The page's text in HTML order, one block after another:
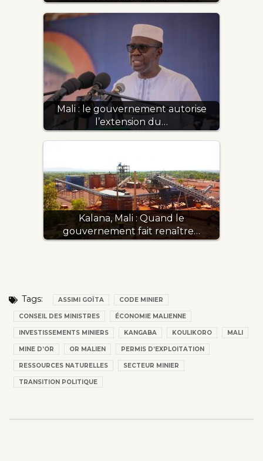
Mali : le gouvernement autorise
l’extension du…
Kalana, Mali : Quand le
gouvernement fait renaître…
Tags: ASSIMI GOÏTA CODE MINIER
CONSEIL DES MINISTRES ÉCONOMIE MALIENNE
INVESTISSEMENTS MINIERS KANGABA KOULIKORO MALI
MINE D’OR OR MALIEN PERMIS D’EXPLOITATION
RESSOURCES NATURELLES SECTEUR MINIER
TRANSITION POLITIQUE